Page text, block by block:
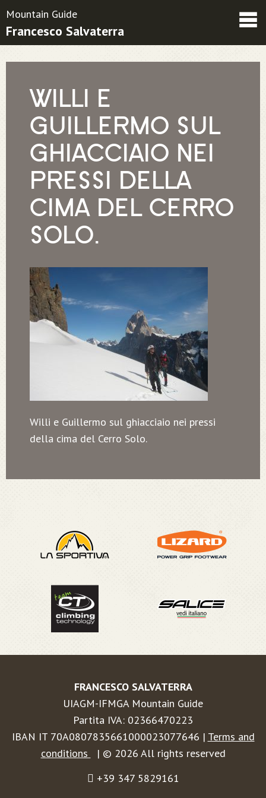
Friends
Mountain Guide
Francesco Salvaterra
WILLI E
GUILLERMO SUL
GHIACCIAIO NEI
PRESSI DELLA
CIMA DEL CERRO
SOLO.
Willi e Guillermo sul ghiacciaio nei pressi
della cima del Cerro Solo.
FRANCESCO SALVATERRA
UIAGM-IFMGA Mountain Guide
Partita IVA: 02366470223
IBAN IT 70A0807835661000023077646 | Terms and
conditions
| © 2026 All rights reserved
+39 347 5829161